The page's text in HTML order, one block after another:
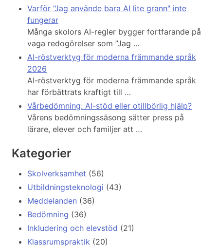
Varför "Jag använde bara AI lite grann" inte
fungerar
Många skolors AI-regler bygger fortfarande på
vaga redogörelser som ”Jag …
AI-röstverktyg för moderna främmande språk
2026
AI-röstverktyg för moderna främmande språk
har förbättrats kraftigt till …
Vårbedömning: AI-stöd eller otillbörlig hjälp?
Vårens bedömningssäsong sätter press på
lärare, elever och familjer att …
Kategorier
Skolverksamhet (56)
Utbildningsteknologi (43)
Meddelanden (36)
Bedömning (36)
Inkludering och elevstöd (21)
Klassrumspraktik (20)